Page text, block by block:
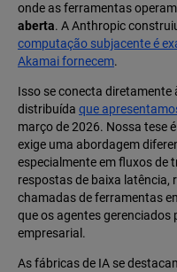
onde as ferramentas
aberta. A Anthropic
computação subjacente é
Akamai fornecem.
Isso se conecta
distribuída que
março de 2026. Nossa tese
exige uma abordagem
especialmente em fluxos de
respostas de baixa latência,
chamadas de ferramentas
que os agentes gerenciados
empresarial.
As fábricas de IA se